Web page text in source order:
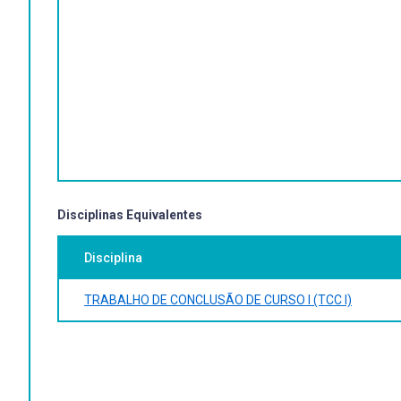
Disciplinas Equivalentes
Disciplina
TRABALHO DE CONCLUSÃO DE CURSO I (TCC I)